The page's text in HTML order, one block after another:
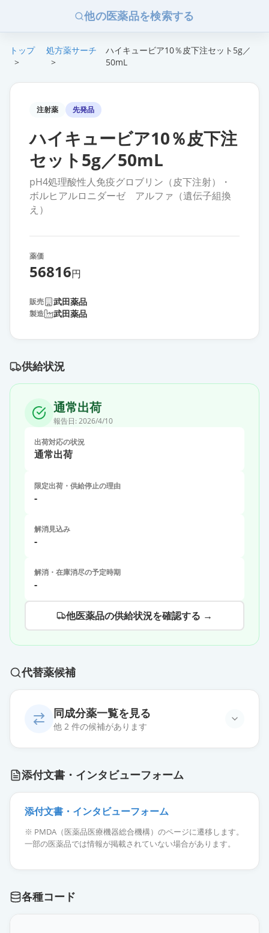
他の医薬品を検索する
トップ
>
処方薬サーチ
>
ハイキュービア10％皮下注セット5g／
50mL
注射薬 先発品
ハイキュービア10％皮下注
セット5g／50mL
pH4処理酸性人免疫グロブリン（皮下注射）・
ボルヒアルロニダーゼ アルファ（遺伝子組換
え）
薬価
56816円
販売 武田薬品
製造 武田薬品
供給状況
通常出荷
報告日: 2026/4/10
出荷対応の状況
通常出荷
限定出荷・供給停止の理由
-
解消見込み
-
解消・在庫消尽の予定時期
-
他医薬品の供給状況を確認する →
代替薬候補
同成分薬一覧を見る
他 2 件の候補があります
10g／100mL
薬価 112154 円
20g／200mL
薬価 221382 円
通常出荷
添付文書・インタビューフォーム
添付文書・インタビューフォーム
※ PMDA（医薬品医療機器総合機構）のページに遷移します。
一部の医薬品では情報が掲載されていない場合があります。
各種コード